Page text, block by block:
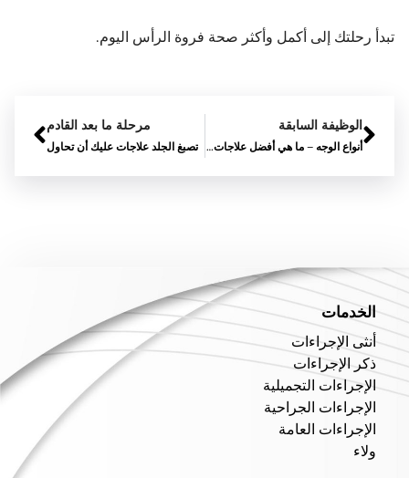
تبدأ رحلتك إلى أكمل وأكثر صحة فروة الرأس اليوم.
الوظيفة السابقة
أنواع الوجه – ما هي أفضل علاجات الوجه?
مرحلة ما بعد القادم
تصبغ الجلد علاجات عليك أن تحاول
الخدمات
أنثى الإجراءات
ذكر الإجراءات
الإجراءات التجميلية
الإجراءات الجراحية
الإجراءات العامة
ولاء